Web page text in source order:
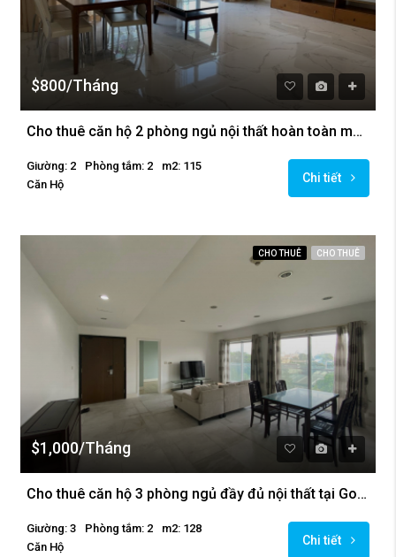
$800/Tháng
Cho thuê căn hộ 2 phòng ngủ nội thất hoàn toàn mới tại Golden Westlake
Giường: 2 Phòng tắm: 2
m2: 115
Căn Hộ
Chi tiết
CHO THUÊ CHO THUÊ
$1,000/Tháng
Cho thuê căn hộ 3 phòng ngủ đầy đủ nội thất tại Golden Westlake
Giường: 3 Phòng tắm: 2
m2: 128
Căn Hộ
Chi tiết